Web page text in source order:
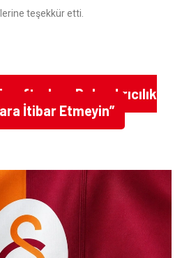
teşekkür etti.
Dolandırıcılık
İtibar Etmeyin”